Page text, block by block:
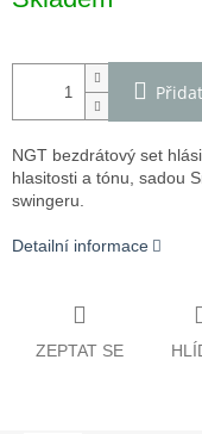
NGT bezdrátový set
hlasitosti a tónu, sadou
swingeru.
Detailní informace
ZEPTAT SE